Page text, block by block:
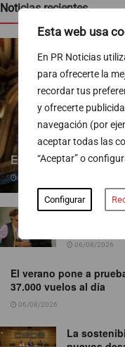
Esta web usa
En PR Noticias
para ofrecerte la
recordar tus
y ofrecerte
navegación (por
aceptar todas las
“Aceptar” o
Configurar
Noticias recientes
El Ibex 35 arranca la
06/08/2026
‘¡Salta!’ le
06/08/2026
El verano pone a
37.000 vuelos al día
06/08/2026
La